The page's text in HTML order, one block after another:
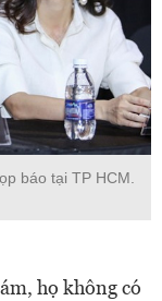
báo tại TP HCM.
họ không có